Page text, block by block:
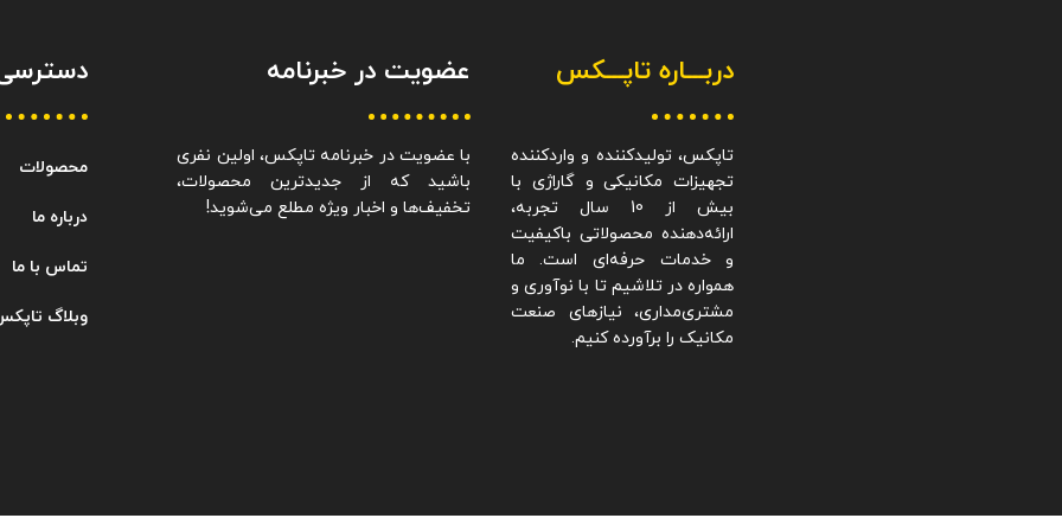
دربـــاره تاپـــکس
تاپکس، تولیدکننده و واردکننده
تجهیزات مکانیکی و گاراژی با
بیش از 10 سال تجربه،
ارائه‌دهنده محصولاتی باکیفیت
و خدمات حرفه‌ای است. ما
همواره در تلاشیم تا با نوآوری و
مشتری‌مداری، نیازهای صنعت
مکانیک را برآورده کنیم.
عضویت در خبرنامه
با عضویت در خبرنامه تاپکس، اولین نفری
باشید که از جدیدترین محصولات،
تخفیف‌ها و اخبار ویژه مطلع می‌شوید!
محصولات
درباره ما
تماس با ما
وبلاگ